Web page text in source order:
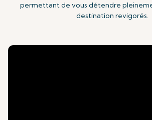
permettant de vous détendre
destination revigorés.